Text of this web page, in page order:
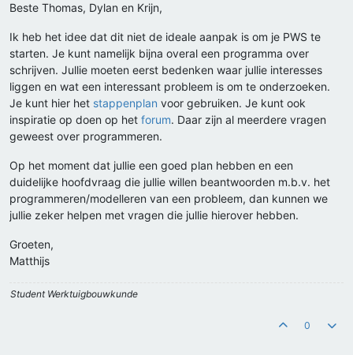
Beste Thomas, Dylan en Krijn,
Ik heb het idee dat dit niet de ideale aanpak is om je PWS te
starten. Je kunt namelijk bijna overal een programma over
schrijven. Jullie moeten eerst bedenken waar jullie interesses
liggen en wat een interessant probleem is om te onderzoeken.
Je kunt hier het stappenplan voor gebruiken. Je kunt ook
inspiratie op doen op het forum. Daar zijn al meerdere vragen
geweest over programmeren.
Op het moment dat jullie een goed plan hebben en een
duidelijke hoofdvraag die jullie willen beantwoorden m.b.v. het
programmeren/modelleren van een probleem, dan kunnen we
jullie zeker helpen met vragen die jullie hierover hebben.
Groeten,
Matthijs
Student Werktuigbouwkunde
0